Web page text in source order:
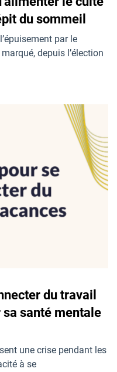
du sommeil
par le
depuis l’élection
du travail
santé mentale
une crise pendant les
à se